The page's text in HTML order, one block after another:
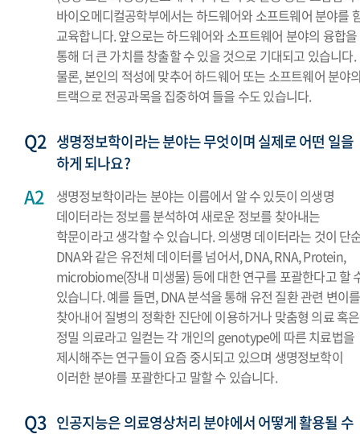
바이오메디컬공학부에서는 하드웨어와 소프트웨어 분야를
교육합니다. 앞으로는 하드웨어와 소프트웨어 분야의 융합을
통해 더 큰 가치를 창출할 수 있을 것으로 기대되고 있습니다.
물론, 본인의 적성에 맞추어 하드웨어 또는 소프트웨어 분야
트랙으로 전공과목을 집중하여 들을 수도 있습니다.
생명정보학이라는 분야는 무엇이며 실제로 어떤 일을
하게 되나요?
생명정보학이라는 분야는 이름에서 알 수 있듯이 의생명
데이터라는 정보를 분석하여 새로운 정보를 찾아내는
학문이라고 생각할 수 있습니다. 의생명 데이터라는 것이 단
DNA와 같은 유전체 데이터를 넘어서, DNA, RNA, Protein,
microbiome(장내 미생물) 등에 대한 연구를 포괄한다고 할
있습니다. 예를 들면, DNA 분석을 통해 유전 질환 관련 변이를
찾아내어 질병의 정확한 진단에 이용하거나 맞춤형 의료 혹은
정밀 의료라고 일컫는 각 개인의 genotype에 따른 치료법을
제시해주는 연구들이 요즘 중시되고 있으며 생명정보학이
이러한 분야를 포괄한다고 말할 수 있습니다.
인공지능은 의료영상처리 분야에서 어떻게 활용될 수